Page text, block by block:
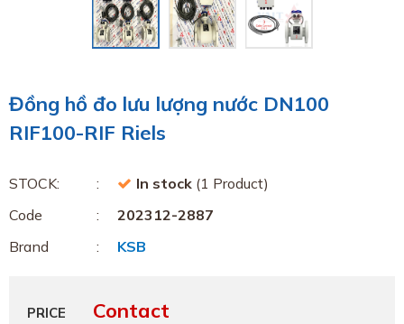
Đồng hồ đo lưu lượng nước DN100
RIF100-RIF Riels
STOCK: In stock (1 Product)
Code
202312-2887
Brand
KSB
PRICE Contact